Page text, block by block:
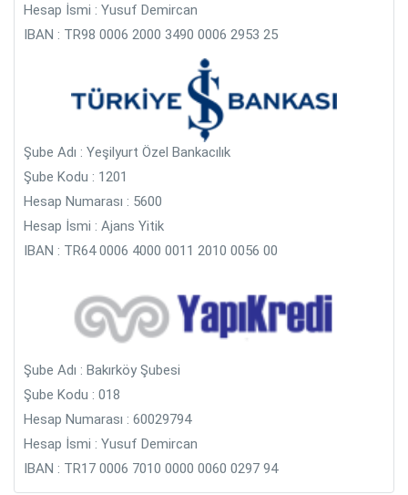
Hesap İsmi : Yusuf Demircan
IBAN : TR98 0006 2000 3490 0006 2953 25
Şube Adı : Yeşilyurt Özel Bankacılık
Şube Kodu : 1201
Hesap Numarası : 5600
Hesap İsmi : Ajans Yitik
IBAN : TR64 0006 4000 0011 2010 0056 00
Şube Adı : Bakırköy Şubesi
Şube Kodu : 018
Hesap Numarası : 60029794
Hesap İsmi : Yusuf Demircan
IBAN : TR17 0006 7010 0000 0060 0297 94